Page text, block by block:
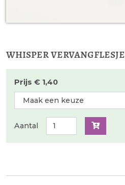
whisper vervangflesje
Prijs € 1,40
Aantal